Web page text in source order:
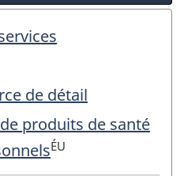
de détail
produits de santé
ÉU